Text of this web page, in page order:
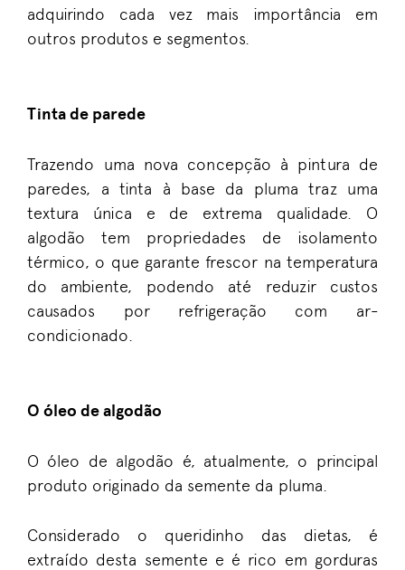
adquirindo cada vez mais importância em
outros produtos e segmentos.
Tinta de parede
Trazendo uma nova concepção à pintura de
paredes, a tinta à base da pluma traz uma
textura única e de extrema qualidade. O
algodão tem propriedades de isolamento
térmico, o que garante frescor na temperatura
do ambiente, podendo até reduzir custos
causados por refrigeração com ar-
condicionado.
O óleo de algodão
O óleo de algodão é, atualmente, o principal
produto originado da semente da pluma.
Considerado o queridinho das dietas, é
extraído desta semente e é rico em gorduras